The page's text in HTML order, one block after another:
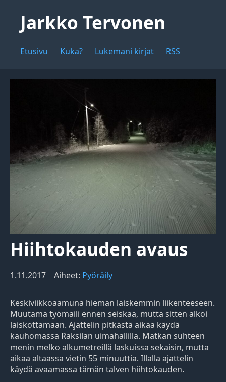
Jarkko Tervonen
Etusivu Kuka? Lukemani kirjat RSS
Hiihtokauden avaus
1.11.2017 Aiheet: Pyöräily
Keskiviikkoaamuna hieman laiskemmin liikenteeseen.
Muutama työmaili ennen seiskaa, mutta sitten alkoi
laiskottamaan. Ajattelin pitkästä aikaa käydä
kauhomassa Raksilan uimahallilla. Matkan suhteen
menin melko alkumetreillä laskuissa sekaisin, mutta
aikaa altaassa vietin 55 minuuttia. Illalla ajattelin
käydä avaamassa tämän talven hiihtokauden.